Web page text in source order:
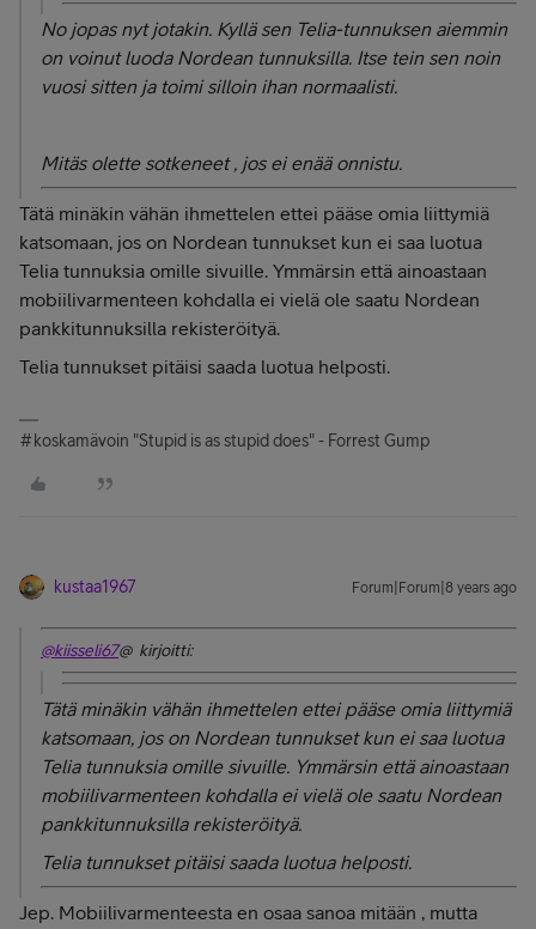
No jopas nyt jotakin. Kyllä sen Telia-tunnuksen aiemmin
on voinut luoda Nordean tunnuksilla. Itse tein sen noin
vuosi sitten ja toimi silloin ihan normaalisti.
Mitäs olette sotkeneet , jos ei enää onnistu.
Tätä minäkin vähän ihmettelen ettei pääse omia liittymiä
katsomaan, jos on Nordean tunnukset kun ei saa luotua
Telia tunnuksia omille sivuille. Ymmärsin että ainoastaan
mobiilivarmenteen kohdalla ei vielä ole saatu Nordean
pankkitunnuksilla rekisteröityä.
Telia tunnukset pitäisi saada luotua helposti.
#koskamävoin "Stupid is as stupid does" - Forrest Gump
kustaa1967 Forum|Forum|8 years ago
@kiisseli67@ kirjoitti:
Tätä minäkin vähän ihmettelen ettei pääse omia liittymiä
katsomaan, jos on Nordean tunnukset kun ei saa luotua
Telia tunnuksia omille sivuille. Ymmärsin että ainoastaan
mobiilivarmenteen kohdalla ei vielä ole saatu Nordean
pankkitunnuksilla rekisteröityä.
Telia tunnukset pitäisi saada luotua helposti.
Jep. Mobiilivarmenteesta en osaa sanoa mitään , mutta